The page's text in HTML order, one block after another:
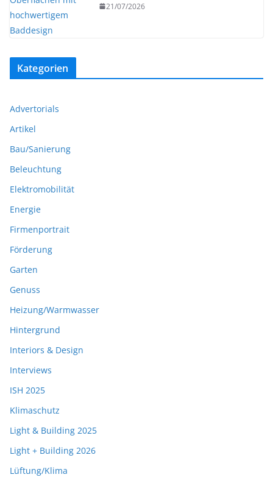
21/07/2026
Kategorien
Advertorials
Artikel
Bau/Sanierung
Beleuchtung
Elektromobilität
Energie
Firmenportrait
Förderung
Garten
Genuss
Heizung/Warmwasser
Hintergrund
Interiors & Design
Interviews
ISH 2025
Klimaschutz
Light & Building 2025
Light + Building 2026
Lüftung/Klima